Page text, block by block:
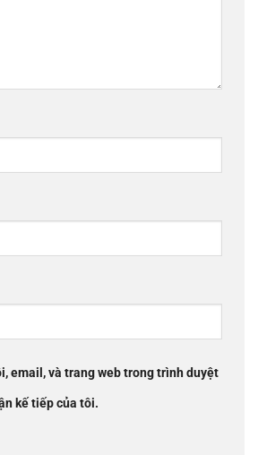
email, và trang web trong trình duyệt
kế tiếp của tôi.